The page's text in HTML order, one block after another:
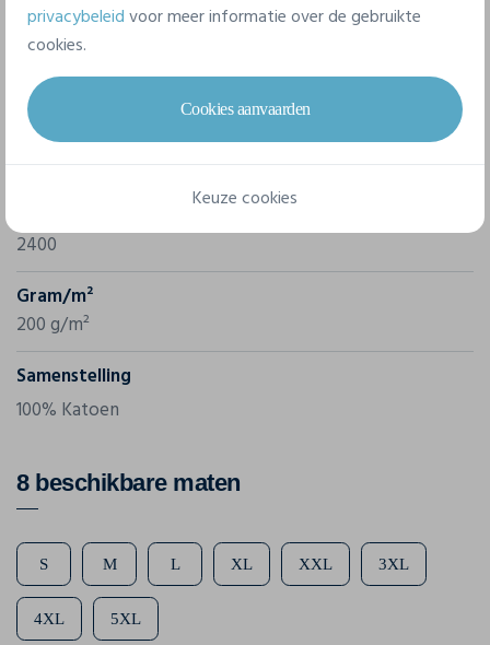
Merk
Gildan
2400
Gram/m²
200 g/m²
Samenstelling
100% Katoen
8 beschikbare maten
S M L XL XXL 3XL
4XL 5XL
privacybeleidvoor meer informatie over de gebruikte
cookies.
Cookies aanvaarden
Keuze cookies